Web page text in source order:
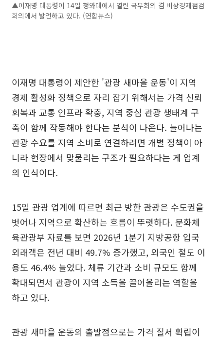
▲이재명 대통령이 14일 청와대에서 열린 국무회의 겸 비상경제점검
회의에서 발언하고 있다. (연합뉴스)
이재명 대통령이 제안한 '관광 새마을 운동'이 지역
경제 활성화 정책으로 자리 잡기 위해서는 가격 신뢰
회복과 교통 인프라 확충, 지역 중심 관광 생태계 구
축이 함께 작동해야 한다는 분석이 나온다. 늘어나는
관광 수요를 지역 소비로 연결하려면 개별 정책이 아
니라 현장에서 맞물리는 구조가 필요하다는 게 업계
의 인식이다.
15일 관광 업계에 따르면 최근 방한 관광은 수도권을
벗어나 지역으로 확산하는 흐름이 뚜렷하다. 문화체
육관광부 자료를 보면 2026년 1분기 지방공항 입국
외래객은 전년 대비 49.7% 증가했고, 외국인 철도 이
용도 46.4% 늘었다. 체류 기간과 소비 규모도 함께
확대되면서 관광이 지역 소득을 끌어올리는 역할을
하고 있다.
관광 새마을 운동의 출발점으로는 가격 질서 확립이